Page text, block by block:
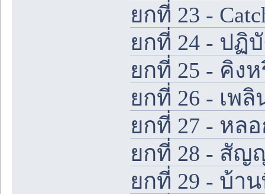
ยกที่ 23 -
ยกที่ 24 - ปฏิ
ยกที่ 25 - คิง
ยกที่ 26 - เพลิ
ยกที่ 27 - หล
ยกที่ 28 - สัญ
ยกที่ 29 - บ้า